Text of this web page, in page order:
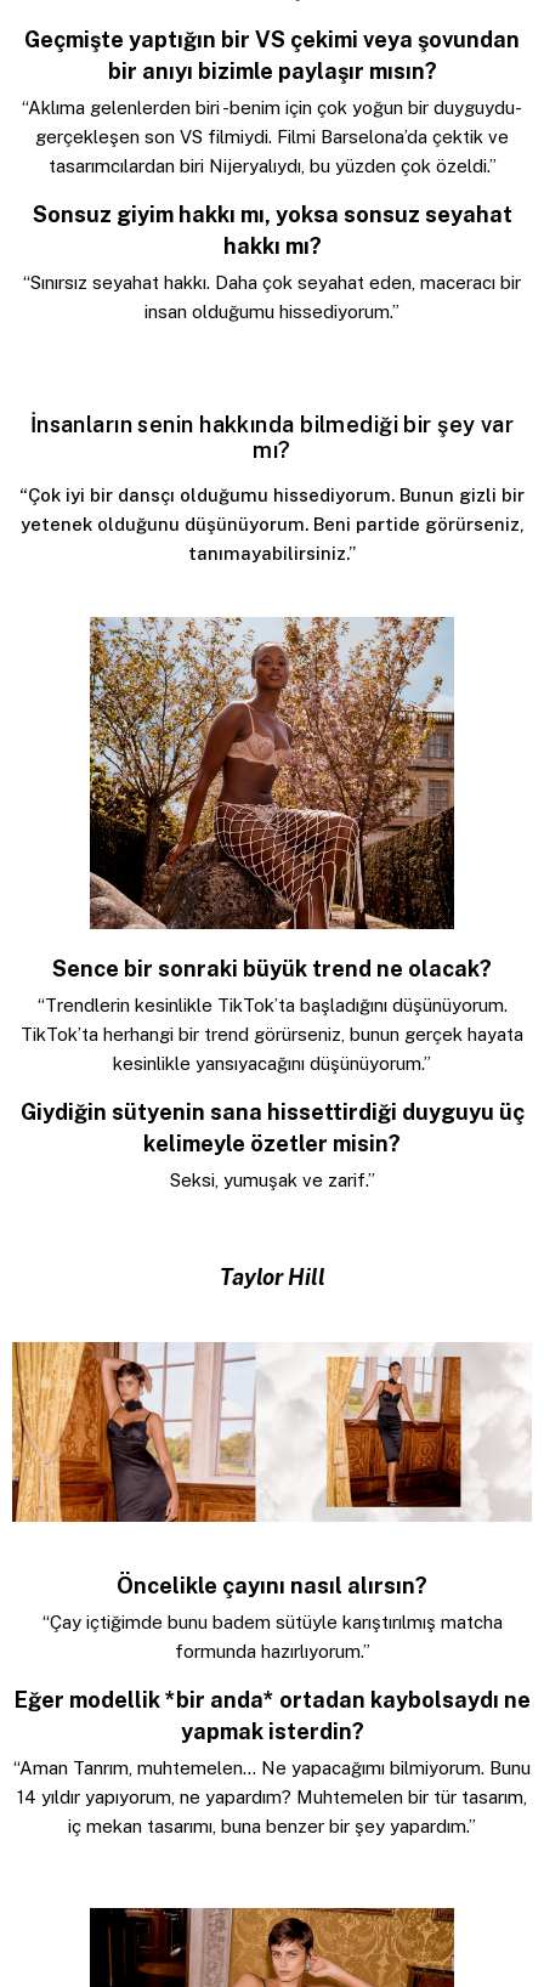
Geçmişte yaptığın bir VS çekimi veya şovundan
bir anıyı bizimle paylaşır mısın?
“Aklıma gelenlerden biri -benim için çok yoğun bir duyguydu-
gerçekleşen son VS filmiydi. Filmi Barselona’da çektik ve
tasarımcılardan biri Nijeryalıydı, bu yüzden çok özeldi.”
Sonsuz giyim hakkı mı, yoksa sonsuz seyahat
hakkı mı?
“Sınırsız seyahat hakkı. Daha çok seyahat eden, maceracı bir
insan olduğumu hissediyorum.”
İnsanların senin hakkında bilmediği bir şey var
mı?
“Çok iyi bir dansçı olduğumu hissediyorum. Bunun gizli bir
yetenek olduğunu düşünüyorum. Beni partide görürseniz,
tanımayabilirsiniz.”
Sence bir sonraki büyük trend ne olacak?
“Trendlerin kesinlikle TikTok’ta başladığını düşünüyorum.
TikTok’ta herhangi bir trend görürseniz, bunun gerçek hayata
kesinlikle yansıyacağını düşünüyorum.”
Giydiğin sütyenin sana hissettirdiği duyguyu üç
kelimeyle özetler misin?
Seksi, yumuşak ve zarif.”
Taylor Hill
Öncelikle çayını nasıl alırsın?
“Çay içtiğimde bunu badem sütüyle karıştırılmış matcha
formunda hazırlıyorum.”
Eğer modellik *bir anda* ortadan kaybolsaydı ne
yapmak isterdin?
“Aman Tanrım, muhtemelen… Ne yapacağımı bilmiyorum. Bunu
14 yıldır yapıyorum, ne yapardım? Muhtemelen bir tür tasarım,
iç mekan tasarımı, buna benzer bir şey yapardım.”